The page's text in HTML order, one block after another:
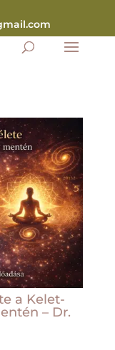
a Kelet-
– Dr.